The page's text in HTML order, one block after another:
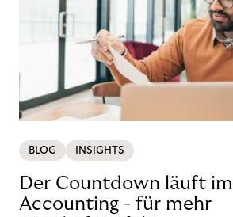
BLOG INSIGHTS
Der Countdown läuft im
Accounting - für mehr